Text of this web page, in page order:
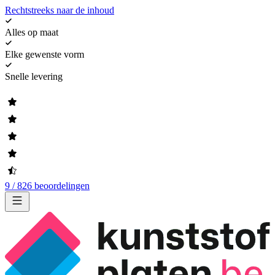
Rechtstreeks naar de inhoud
Alles op maat
Elke gewenste vorm
Snelle levering
9 / 826 beoordelingen